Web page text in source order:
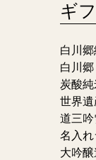
ギ
白川郷
白川郷
炭酸
世界遺
道三吟
名入れ
大吟醸